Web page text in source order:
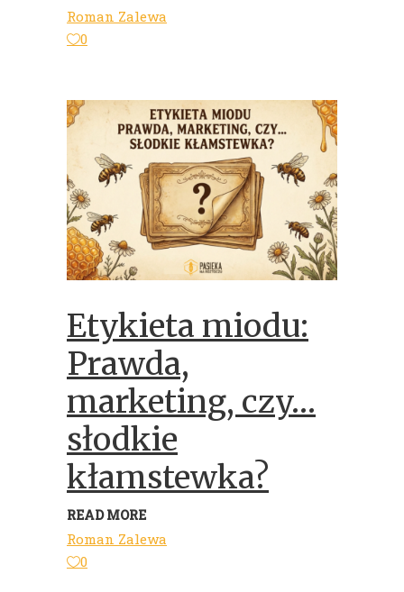
Roman Zalewa
0
Etykieta miodu:
Prawda,
marketing, czy…
słodkie
kłamstewka?
READ MORE
Roman Zalewa
0